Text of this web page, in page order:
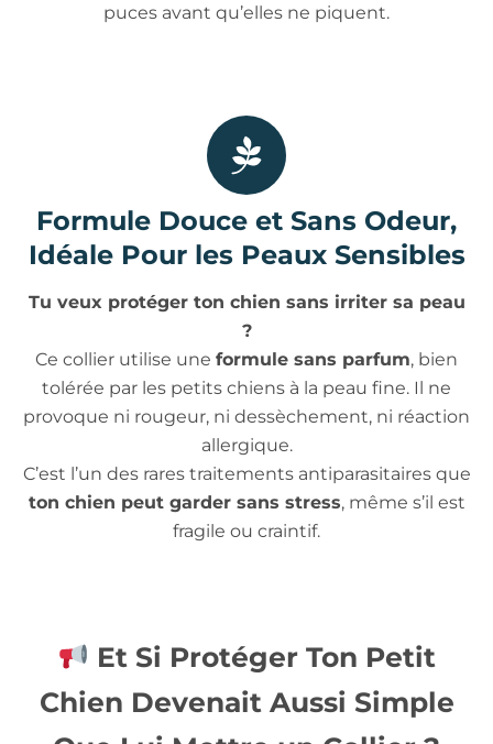
puces avant qu’elles ne piquent.
Formule Douce et Sans Odeur,
Idéale Pour les Peaux Sensibles
Tu veux protéger ton chien sans irriter sa peau
?
Ce collier utilise une formule sans parfum, bien
tolérée par les petits chiens à la peau fine. Il ne
provoque ni rougeur, ni dessèchement, ni réaction
allergique.
C’est l’un des rares traitements antiparasitaires que
ton chien peut garder sans stress, même s’il est
fragile ou craintif.
Et Si Protéger Ton Petit
Chien Devenait Aussi Simple